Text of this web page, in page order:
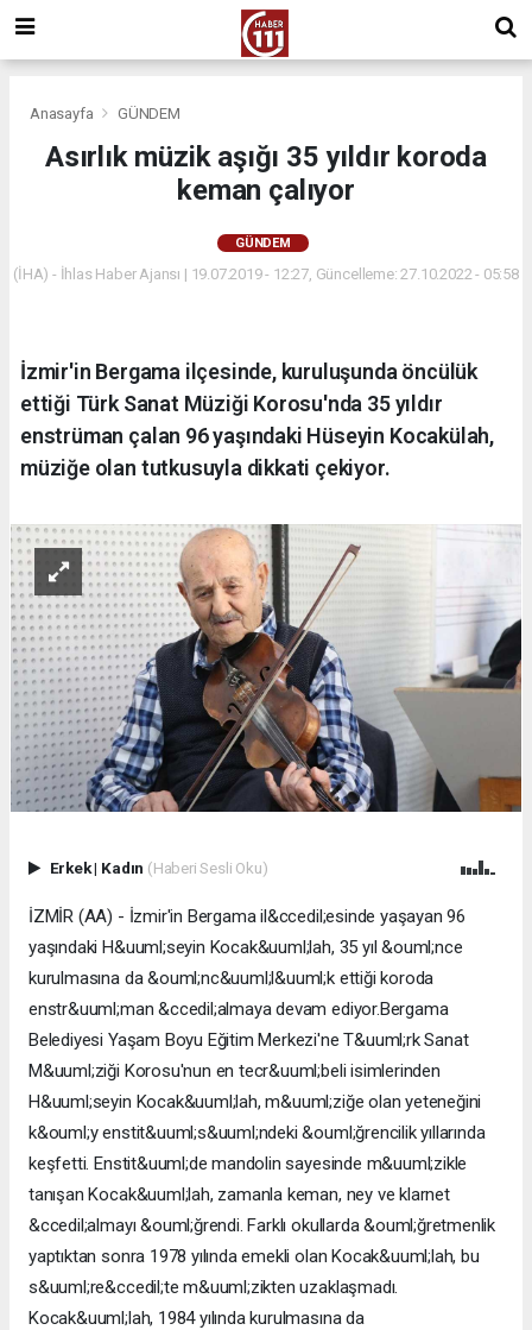
Anasayfa GÜNDEM
Asırlık müzik aşığı 35 yıldır koroda
keman çalıyor
GÜNDEM
(İHA) - İhlas Haber Ajansı | 19.07.2019 - 12:27, Güncelleme: 27.10.2022 - 05:58
İzmir'in Bergama ilçesinde, kuruluşunda öncülük
ettiği Türk Sanat Müziği Korosu'nda 35 yıldır
enstrüman çalan 96 yaşındaki Hüseyin Kocakülah,
müziğe olan tutkusuyla dikkati çekiyor.
Erkek| Kadın (Haberi Sesli Oku)
İZMİR (AA) - İzmir'in Bergama il&ccedil;esinde yaşayan 96
yaşındaki H&uuml;seyin Kocak&uuml;lah, 35 yıl &ouml;nce
kurulmasına da &ouml;nc&uuml;l&uuml;k ettiği koroda
enstr&uuml;man &ccedil;almaya devam ediyor.Bergama
Belediyesi Yaşam Boyu Eğitim Merkezi'ne T&uuml;rk Sanat
M&uuml;ziği Korosu'nun en tecr&uuml;beli isimlerinden
H&uuml;seyin Kocak&uuml;lah, m&uuml;ziğe olan yeteneğini
k&ouml;y enstit&uuml;s&uuml;ndeki &ouml;ğrencilik yıllarında
keşfetti. Enstit&uuml;de mandolin sayesinde m&uuml;zikle
tanışan Kocak&uuml;lah, zamanla keman, ney ve klarnet
&ccedil;almayı &ouml;ğrendi. Farklı okullarda &ouml;ğretmenlik
yaptıktan sonra 1978 yılında emekli olan Kocak&uuml;lah, bu
s&uuml;re&ccedil;te m&uuml;zikten uzaklaşmadı.
Kocak&uuml;lah, 1984 yılında kurulmasına da